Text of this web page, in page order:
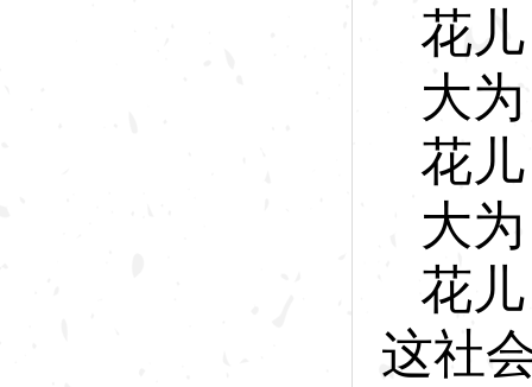
花
大
花
大
花
这社